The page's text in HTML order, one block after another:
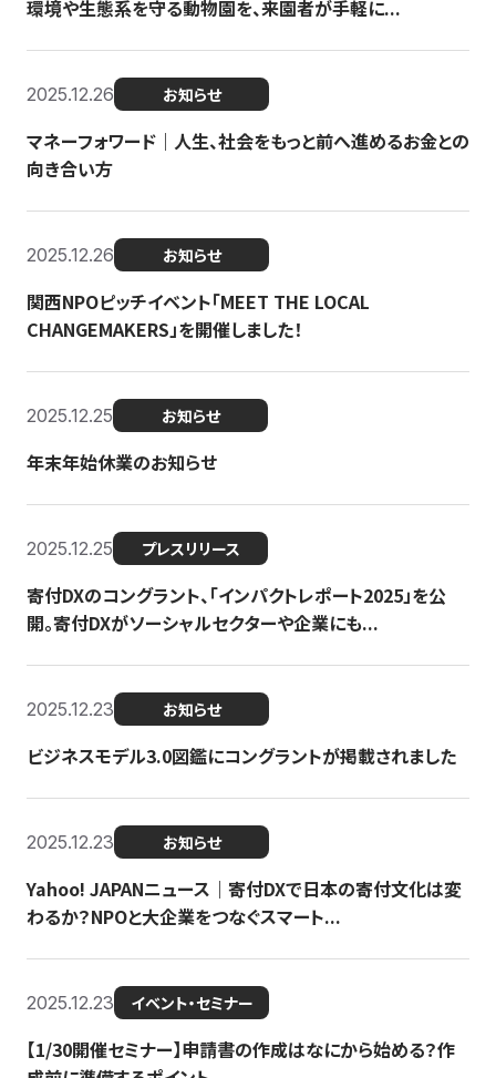
環境や生態系を守る動物園を、来園者が手軽に...
2025.12.26 お知らせ
マネーフォワード｜人生、社会をもっと前へ進めるお金との
向き合い方
2025.12.26 お知らせ
関西NPOピッチイベント「MEET THE LOCAL
CHANGEMAKERS」を開催しました！
2025.12.25 お知らせ
年末年始休業のお知らせ
2025.12.25 プレスリリース
寄付DXのコングラント、「インパクトレポート2025」を公
開。寄付DXがソーシャルセクターや企業にも...
2025.12.23 お知らせ
ビジネスモデル3.0図鑑にコングラントが掲載されました
2025.12.23 お知らせ
Yahoo! JAPANニュース｜寄付DXで日本の寄付文化は変
わるか？NPOと大企業をつなぐスマート...
2025.12.23 イベント・セミナー
【1/30開催セミナー】申請書の作成はなにから始める？作